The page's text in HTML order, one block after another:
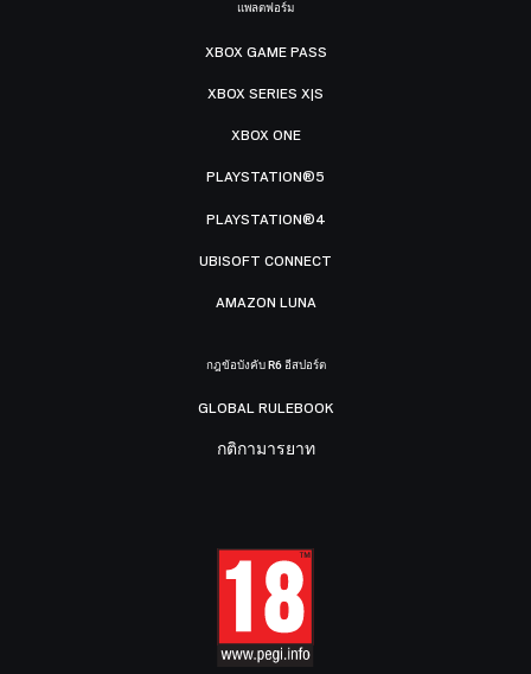
แพลตฟอร์ม
XBOX GAME PASS
XBOX SERIES X|S
XBOX ONE
PLAYSTATION®5
PLAYSTATION®4
UBISOFT CONNECT
AMAZON LUNA
กฎข้อบังคับ R6 อีสปอร์ต
GLOBAL RULEBOOK
กติกามารยาท